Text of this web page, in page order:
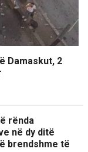
Damaskut, 2
rënda
në dy ditë
brendshme të